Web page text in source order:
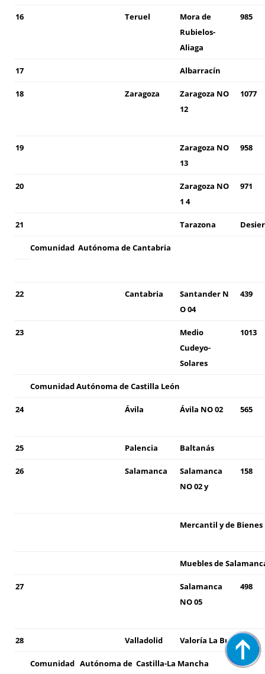
16 Teruel
Mora de
Rubielos-
Aliaga
985
17 Albarracín
18 Zaragoza
Zaragoza NO
12
1077
19
Zaragoza NO
13
958
20
Zaragoza NO
1 4
971
21 Tarazona
Comunidad Autónoma de Cantabria
22 Cantabria
Santander N
O 04
439
23
Medio
Cudeyo-
Solares
1013
ComunidadAutónoma deCastilla León
24 Ávila Ávila NO 02 565
25 Palencia Baltanás
26 Salamanca
Salamanca
NO 02 y
158
Mercantil y de Bienes
Muebles de
27
Salamanca
NO 05
498
28 Valladolid Valoría La Buena
Comunidad Autónoma de Castilla-La Mancha